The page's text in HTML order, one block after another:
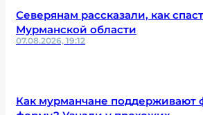
Северянам рассказали, как
Мурманской области
07.08.2026, 19:12
Как мурманчане поддерживают